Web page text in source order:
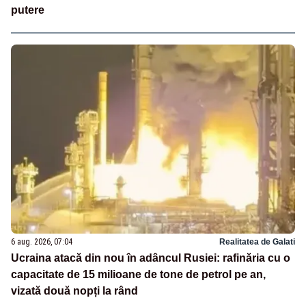
putere
6 aug. 2026, 07:04 Realitatea de Galati
Ucraina atacă din nou în adâncul Rusiei: rafinăria cu o
capacitate de 15 milioane de tone de petrol pe an,
vizată două nopți la rând